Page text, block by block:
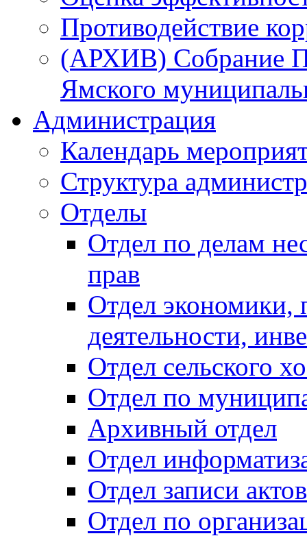
Противодействие
(АРХИВ) Собрание
Ямского
Администрация
Календарь
Структура
Отделы
Отдел по делам
прав
Отдел экономики,
деятельности,
Отдел сельского
Отдел по
Архивный отдел
Отдел
Отдел записи
Отдел по